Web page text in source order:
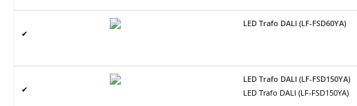
✔
LED Trafo DALI (LF-FSD60YA)
✔
LED Trafo DALI (LF-FSD150YA)
LED Trafo DALI (LF-FSD150YA)